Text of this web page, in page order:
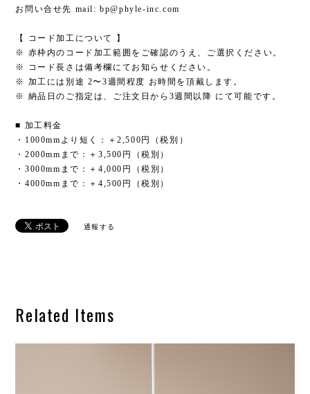
お問い合せ先 mail:bp@phyle-inc.com
【 コード加工について 】
※ 赤枠内のコード加工範囲をご確認のうえ、ご選択ください。
※ コード長さは備考欄にてお知らせください。
※ 加工には別途 2〜3週間程度 お時間を頂戴します。
※ 納品日のご指定は、ご注文日から3週間以降 にて可能です。
■ 加工料金
・1000mmより短く：＋2,500円（税別）
・2000mmまで：＋3,500円（税別）
・3000mmまで：＋4,000円（税別）
・4000mmまで：＋4,500円（税別）
通報する
Related Items